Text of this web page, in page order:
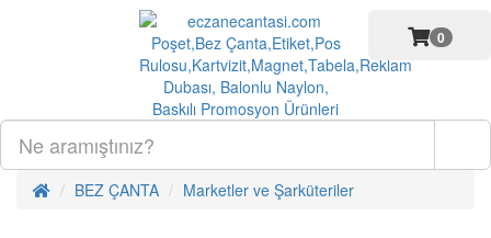
0
BEZ ÇANTA Marketler ve Şarküteriler